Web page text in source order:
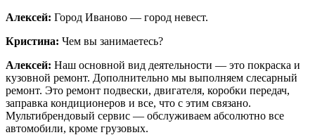
Алексей: Город Иваново — город невест.
Кристина: Чем вы занимаетесь?
Алексей: Наш основной вид деятельности — это покраска и
кузовной ремонт. Дополнительно мы выполняем слесарный
ремонт. Это ремонт подвески, двигателя, коробки передач,
заправка кондиционеров и все, что с этим связано.
Мультибрендовый сервис — обслуживаем абсолютно все
автомобили, кроме грузовых.